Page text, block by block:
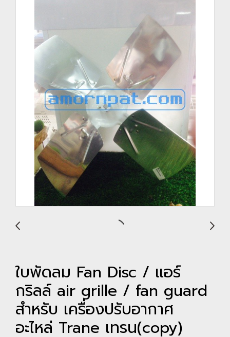
ใบพัดลม Fan Disc / แอร์
กริลล์ air grille / fan guard
สำหรับ เครื่องปรับอากาศ
อะไหล่ Trane เทรน(copy)